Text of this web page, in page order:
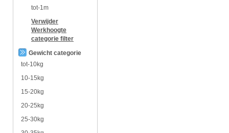
tot-1m
Verwijder
Werkhoogte
categorie filter
Gewicht categorie
tot-10kg
10-15kg
15-20kg
20-25kg
25-30kg